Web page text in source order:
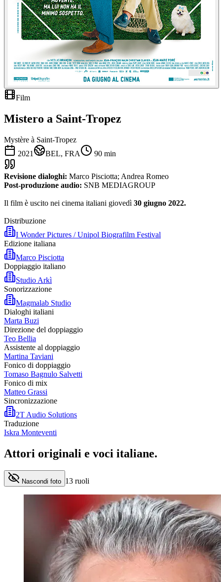
Film
Mistero a Saint-Tropez
Mystère à Saint-Tropez
2021
BEL, FRA 90 min
Revisione dialoghi: Marco Pisciotta; Andrea Romeo
Post-produzione audio: SNB MEDIAGROUP
Il film è uscito nei cinema italiani giovedì 30 giugno 2022.
Distribuzione
I Wonder Pictures / Unipol Biografilm Festival
Edizione italiana
Marco Pisciotta
Doppiaggio italiano
Studio Arkì
Sonorizzazione
Magmalab Studio
Dialoghi italiani
Marta Buzi
Direzione del doppiaggio
Teo Bellia
Assistente al doppiaggio
Martina Taviani
Fonico di doppiaggio
Tomaso Bagnulo Salvetti
Fonico di mix
Matteo Grassi
Sincronizzazione
2T Audio Solutions
Traduzione
Iskra Monteventi
Attori originali e voci italiane.
Nascondi foto 13 ruoli